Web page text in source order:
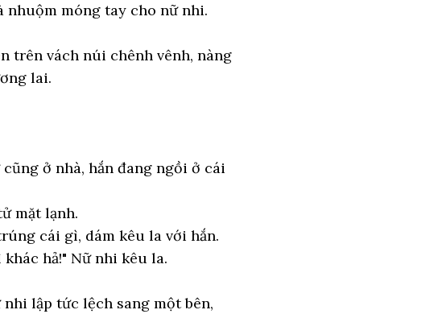
nhuộm móng tay cho nữ nhi.
trên vách núi chênh vênh, nàng
lai.
ở nhà, hắn đang ngồi ở cái
mặt lạnh.
cái gì, dám kêu la với hắn.
hả!" Nữ nhi kêu la.
lập tức lệch sang một bên,